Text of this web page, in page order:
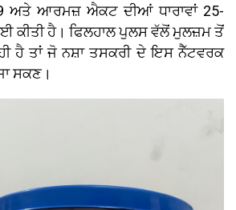
ਅਤੇ ਆਰਮਜ਼ ਐਕਟ ਦੀਆਂ ਧਾਰਾਵਾਂ 25-
ਕੀਤੀ ਹੈ। ਫਿਲਹਾਲ ਪੁਲਸ ਵੱਲੋਂ ਮੁਲਜ਼ਮ ਤੋਂ
ਹੈ ਤਾਂ ਜੋ ਨਸ਼ਾ ਤਸਕਰੀ ਦੇ ਇਸ ਨੈੱਟਵਰਕ
ਸਕਣ।